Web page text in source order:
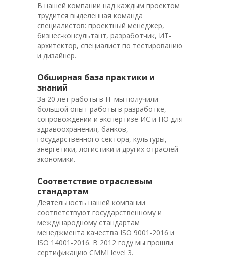
За 20 лет работы в IT мы получили
большой опыт работы в разработке,
сопровождении и экспертизе ИС и ПО для
здравоохранения, банков,
государственного сектора, культуры,
энергетики, логистики и других отраслей
экономики.
В нашей компании над каждым проектом
трудится выделенная команда
специалистов: проектный менеджер,
бизнес-консультант, разработчик, ИТ-
архитектор, специалист по тестированию
и дизайнер.
Деятельность нашей компании
соответствуют государственному и
международному стандартам
менеджмента качества ISO 9001-2016 и
ISO 14001-2016. В 2012 году мы прошли
сертификацию CMMI level 3.
Обширная база практики и
знаний
Соответствие отраслевым
стандартам